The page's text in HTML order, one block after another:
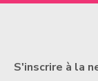
S'inscrire à la